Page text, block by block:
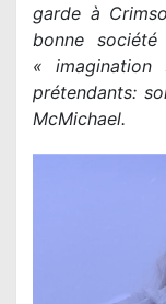
garde à
bonne
«
prétendants:
McMichael.